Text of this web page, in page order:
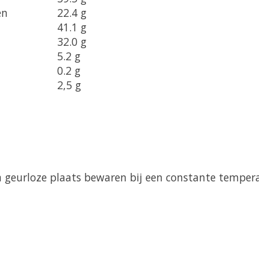
22.4 g
41.1 g
32.0 g
5.2 g
0.2 g
2,5 g
geurloze plaats bewaren bij een constante